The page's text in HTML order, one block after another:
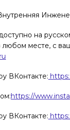
на
месте, с
ВКонтакте:
https://
ВКонтакте: